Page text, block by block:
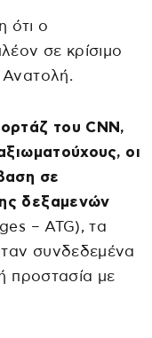
ότι ο
σε κρίσιμο
του CNN,
οι
σε
δεξαμενών
– ATG), τα
συνδεδεμένα
προστασία με